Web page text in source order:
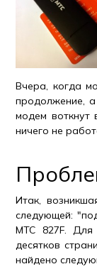
Вчера, когда
продолжение,
модем воткнут
ничего не
Итак,
следующей:
МТС 827F. Для
десятков
найдено